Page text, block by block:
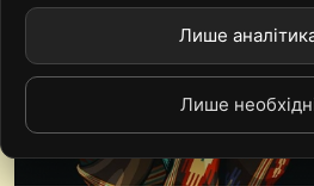
Лише
Лише